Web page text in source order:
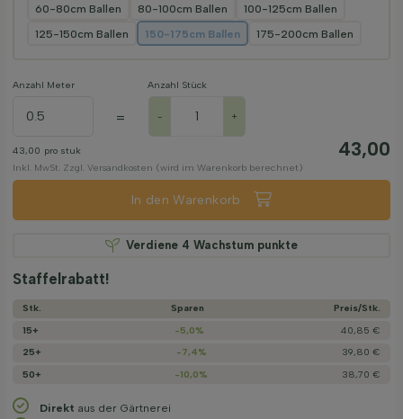
60-80cm Ballen 80-100cm Ballen
100-125cm Ballen
125-150cm Ballen
150-175cm Ballen 175-200cm Ballen
Anzahl Meter
=
Anzahl Stück
- +
43,00 pro stuk 43,00
Inkl. MwSt. Zzgl. Versandkosten (wird im Warenkorb berechnet)
In den Warenkorb
Verdiene 4 Wachstum punkte
Staffelrabatt!
Stk. Sparen
Preis/­Stk.
15+
-5,0%
40,85 €
25+
-7,4%
39,80 €
50+
-10,0% 38,70 €
Direkt aus der Gärtnerei